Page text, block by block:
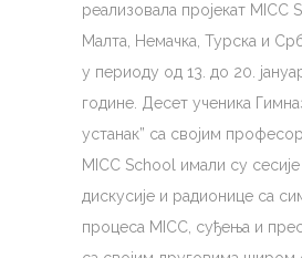
реализовала пројекат MICC
Малта, Немачка, Турска и
у периоду од 13. до 20.
године. Десет ученика
устанак” са својим
MICC School имали су
дискусије и радионицe са
процеса MICC, суђењa и